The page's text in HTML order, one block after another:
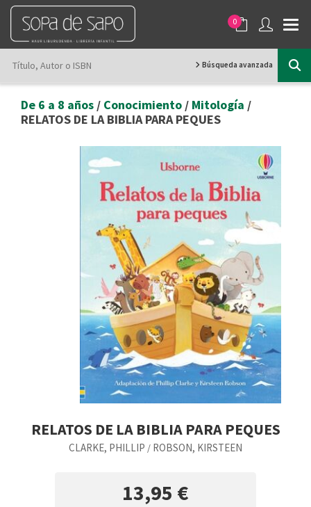
0
Búsqueda avanzada
De 6 a 8 años / Conocimiento / Mitología /
RELATOS DE LA BIBLIA PARA PEQUES
RELATOS DE LA BIBLIA PARA PEQUES
CLARKE, PHILLIP / ROBSON, KIRSTEEN
13,95 €